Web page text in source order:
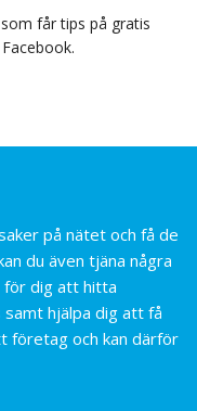
får tips på gratis
på nätet och få de
du även tjäna några
för dig att hitta
hjälpa dig att få
företag och kan därför